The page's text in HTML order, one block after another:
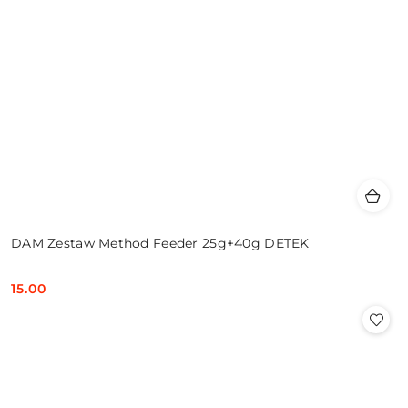
DAM Zestaw Method Feeder 25g+40g DETEK
Cena:
15.00